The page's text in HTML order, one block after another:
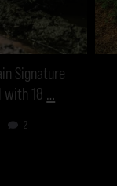
Signature
with 18 …
2